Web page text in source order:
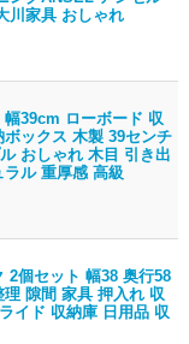
川家具 おしゃれ
39cm ローボード 収
ックス 木製 39センチ
おしゃれ 木目 引き出
ル 重厚感 高級
2個セット 幅38 奥行58
隙間 家具 押入れ 収
イド 収納庫 日用品 収